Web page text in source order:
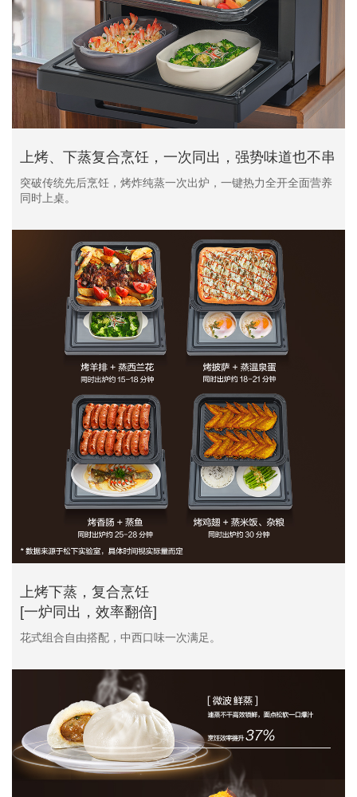
上烤、下蒸复合烹饪，一次同出，强势味道也不串
突破传统先后烹饪，烤炸纯蒸一次出炉，一键热力全开全面营养
同时上桌。
上烤下蒸，复合烹饪
[一炉同出，效率翻倍]
花式组合自由搭配，中西口味一次满足。